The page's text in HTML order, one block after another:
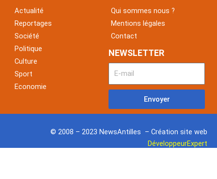
o
o
k
Actualité
Reportages
Société
Politique
Culture
Sport
Economie
Qui sommes nous ?
Mentions légales
Contact
NEWSLETTER
Envoyer
© 2008 – 2023 NewsAntilles – Création site web
DéveloppeurExpert